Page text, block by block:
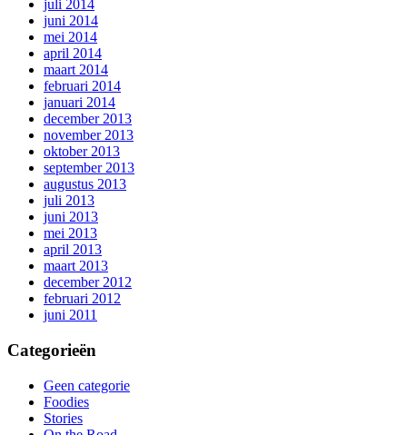
juli 2014
juni 2014
mei 2014
april 2014
maart 2014
februari 2014
januari 2014
december 2013
november 2013
oktober 2013
september 2013
augustus 2013
juli 2013
juni 2013
mei 2013
april 2013
maart 2013
december 2012
februari 2012
juni 2011
Categorieën
Geen categorie
Foodies
Stories